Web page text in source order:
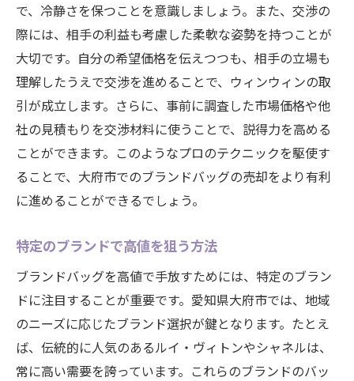
で、冷静さを保つことを意識しましょう。また、交渉の
際には、相手の利益も考慮した柔軟な姿勢を持つことが
大切です。自分の希望価格を伝えつつも、相手の立場も
理解したうえで交渉を進めることで、ウィンウィンの取
引が成立します。さらに、事前に調査した市場価格や他
社の見積もりを交渉材料に使うことで、説得力を高める
ことができます。このようなプロのテクニックを駆使す
ることで、大府市でのブランドバッグの売却をより有利
に進めることができるでしょう。
特定のブランドで高値を狙う方法
ブランドバッグを高値で手放すためには、特定のブラン
ドに注目することが重要です。愛知県大府市では、地域
のニーズに応じたブランド選択が鍵となります。たとえ
ば、伝統的に人気のあるルイ・ヴィトンやシャネルは、
常に高い需要を誇っています。これらのブランドのバッ